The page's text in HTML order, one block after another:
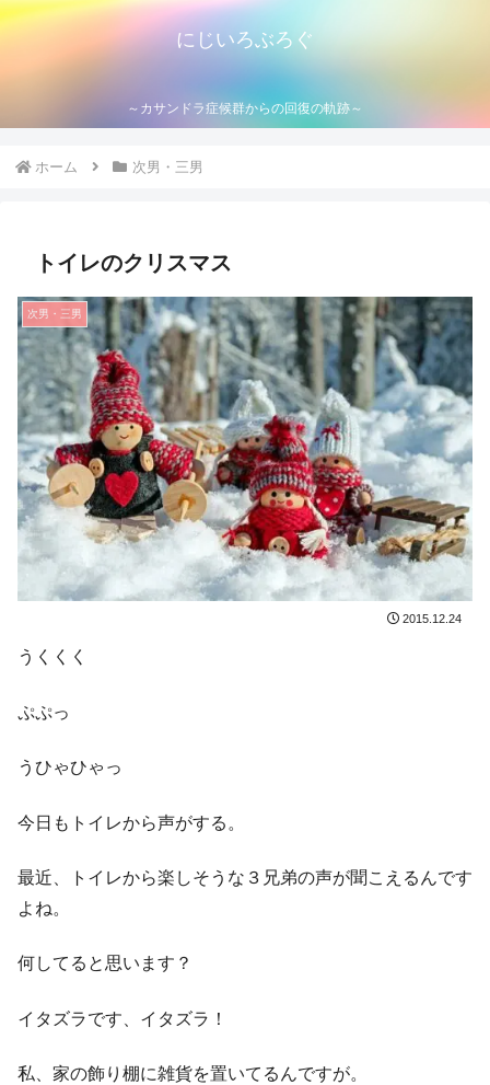
にじいろぶろぐ
～カサンドラ症候群からの回復の軌跡～
ホーム 次男・三男
トイレのクリスマス
次男・三男
2015.12.24
うくくく
ぷぷっ
うひゃひゃっ
今日もトイレから声がする。
最近、トイレから楽しそうな３兄弟の声が聞こえるんです
よね。
何してると思います？
イタズラです、イタズラ！
私、家の飾り棚に雑貨を置いてるんですが。